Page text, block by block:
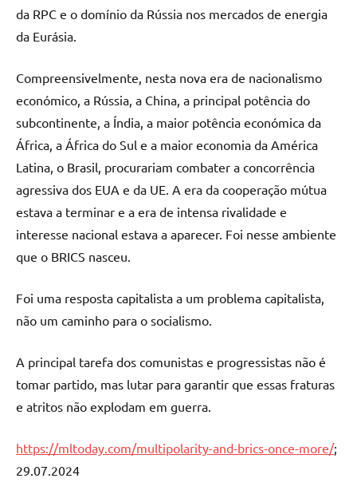
da RPC e o domínio da Rússia nos mercados de energia
da Eurásia.
Compreensivelmente, nesta nova era de nacionalismo
económico, a Rússia, a China, a principal potência do
subcontinente, a Índia, a maior potência económica da
África, a África do Sul e a maior economia da América
Latina, o Brasil, procurariam combater a concorrência
agressiva dos EUA e da UE. A era da cooperação mútua
estava a terminar e a era de intensa rivalidade e
interesse nacional estava a aparecer. Foi nesse ambiente
que o BRICS nasceu.
Foi uma resposta capitalista a um problema capitalista,
não um caminho para o socialismo.
A principal tarefa dos comunistas e progressistas não é
tomar partido, mas lutar para garantir que essas fraturas
e atritos não explodam em guerra.
https://mltoday.com/multipolarity-and-brics-once-more/;
29.07.2024